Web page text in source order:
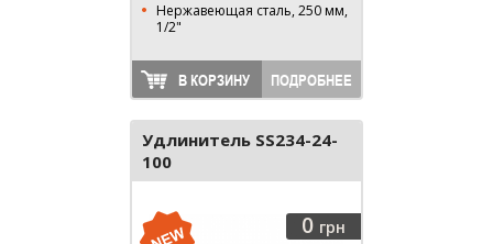
Нержавеющая сталь, 250 мм,
1/2"
В КОРЗИНУ ПОДРОБНЕЕ
Удлинитель SS234-24-
100
0 грн